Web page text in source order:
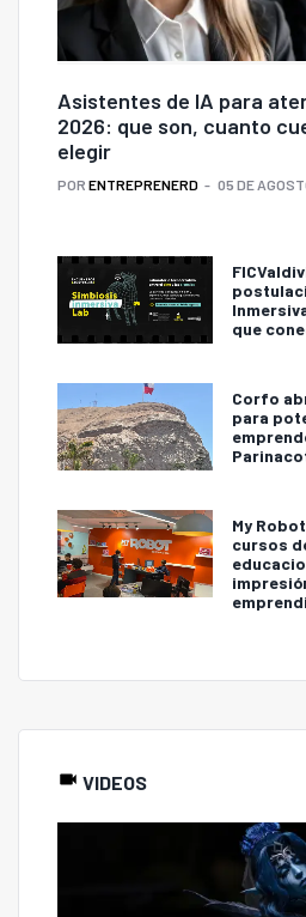
Asistentes de IA para
2026: que son, cuanto
elegir
POR ENTREPRENERD 05 DE
que
Corfo
para
My
cursos
VIDEOS